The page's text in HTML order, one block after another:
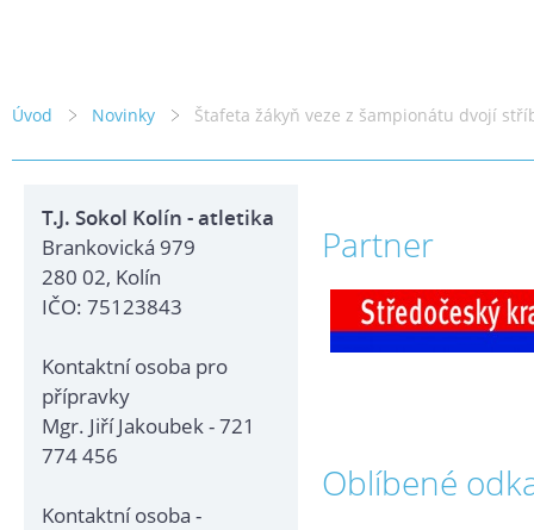
Úvod Novinky Štafeta žákyň veze z šampionátu dvojí
T.J. Sokol Kolín - atletika
Brankovická 979
280 02, Kolín
IČO: 75123843
Kontaktní osoba pro
přípravky
Mgr. Jiří Jakoubek - 721
774 456
Kontaktní osoba -
Partner
Oblíbené